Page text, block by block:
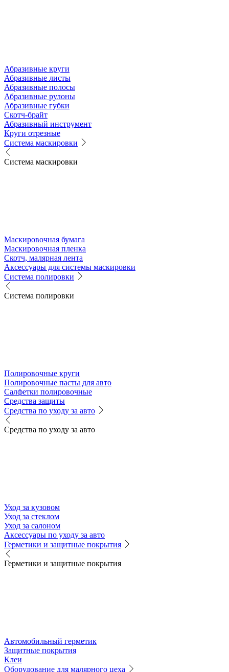
Абразивные круги
Абразивные листы
Абразивные полосы
Абразивные рулоны
Абразивные губки
Скотч-брайт
Абразивный инструмент
Круги отрезные
Система маскировки
Система маскировки
Маскировочная бумага
Маскировочная пленка
Скотч, малярная лента
Аксессуары для системы маскировки
Система полировки
Система полировки
Полировочные круги
Полировочные пасты для авто
Салфетки полировочные
Средства защиты
Средства по уходу за авто
Средства по уходу за авто
Уход за кузовом
Уход за стеклом
Уход за салоном
Аксессуары по уходу за авто
Герметики и защитные покрытия
Герметики и защитные покрытия
Автомобильный герметик
Защитные покрытия
Клеи
Оборудование для малярного цеха